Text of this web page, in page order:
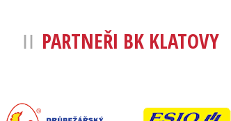
PARTNEŘI BK KLATOVY